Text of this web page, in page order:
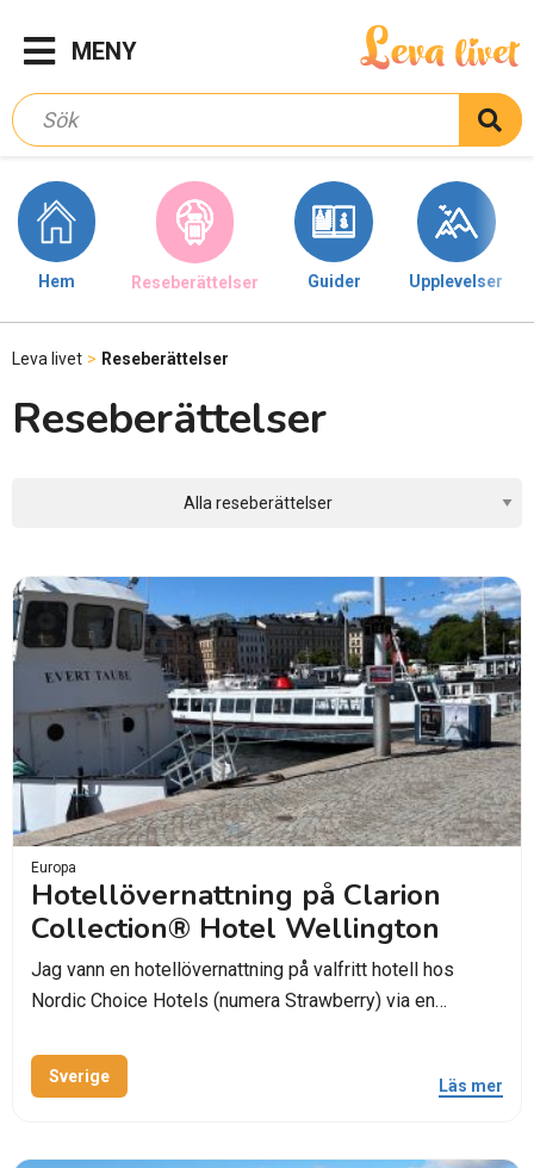
MENY
Hem Reseberättelser Guider Upplevelser
Leva livet > Reseberättelser
Reseberättelser
Europa
Hotellövernattning på Clarion
Collection® Hotel Wellington
Jag vann en hotellövernattning på valfritt hotell hos
Nordic Choice Hotels (numera Strawberry) via en…
Sverige Läs mer